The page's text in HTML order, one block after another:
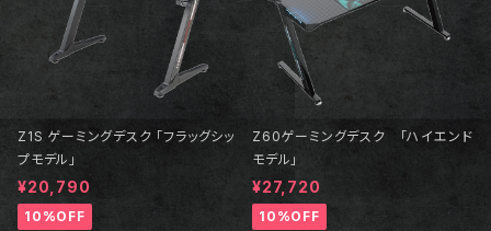
Z1S ゲーミングデスク 「フラッグシッ
プモデル」
¥20,790
10%OFF
Z60ゲーミングデスク 「ハイエンド
モデル」
¥27,720
10%OFF